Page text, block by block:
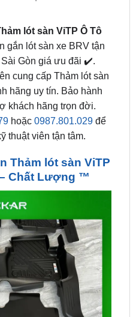
Sài Gòn giá ưu đãi ✔️.
cung cấp Thảm lót sàn
hãng uy tín. Bảo hành
khách hãng trọn đời.
hoặc 0987.801.029để
thuật viên tận tâm.
Thảm lót sàn ViTP